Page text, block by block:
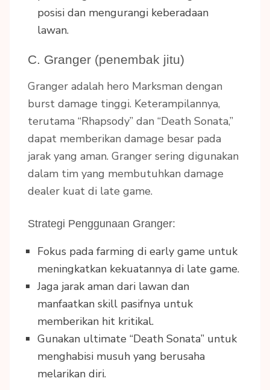
posisi dan mengurangi keberadaan
lawan.
C. Granger (penembak jitu)
Granger adalah hero Marksman dengan
burst damage tinggi. Keterampilannya,
terutama “Rhapsody” dan “Death Sonata,”
dapat memberikan damage besar pada
jarak yang aman. Granger sering digunakan
dalam tim yang membutuhkan damage
dealer kuat di late game.
Strategi Penggunaan Granger:
Fokus pada farming di early game untuk
meningkatkan kekuatannya di late game.
Jaga jarak aman dari lawan dan
manfaatkan skill pasifnya untuk
memberikan hit kritikal.
Gunakan ultimate “Death Sonata” untuk
menghabisi musuh yang berusaha
melarikan diri.